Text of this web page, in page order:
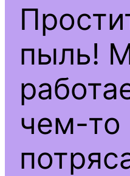
пыль!
чем-то